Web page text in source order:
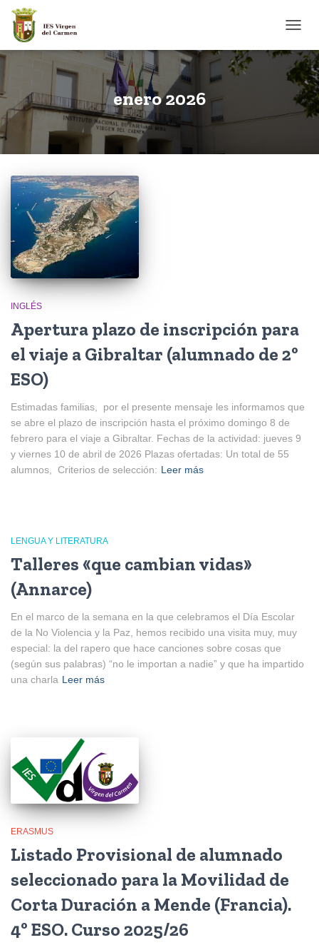
enero 2026
INGLÉS
Apertura plazo de inscripción para
el viaje a Gibraltar (alumnado de 2º
ESO)
Estimadas familias, por el presente mensaje les informamos que
se abre el plazo de inscripción hasta el próximo domingo 8 de
febrero para el viaje a Gibraltar. Fechas de la actividad: jueves 9
y viernes 10 de abril de 2026 Plazas ofertadas: Un total de 55
alumnos, Criterios de selección: Leer más
LENGUA Y LITERATURA
Talleres «que cambian vidas»
(Annarce)
En el marco de la semana en la que celebramos el Día Escolar
de la No Violencia y la Paz, hemos recibido una visita muy, muy
especial: la del rapero que hace canciones sobre cosas que
(según sus palabras) “no le importan a nadie” y que ha impartido
una charla Leer más
ERASMUS
Listado Provisional de alumnado
seleccionado para la Movilidad de
Corta Duración a Mende (Francia).
4º ESO. Curso 2025/26